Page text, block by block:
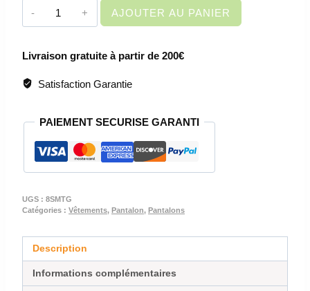
quantité
DE
-
DE
TRAVAIL
GRIS
SMART
AJOUTER AU PANIER
Livraison gratuite à partir de 200€
Satisfaction Garantie
PAIEMENT SECURISE GARANTI
UGS : 8SMTG
Catégories : Vêtements, Pantalon, Pantalons
Description
Informations complémentaires